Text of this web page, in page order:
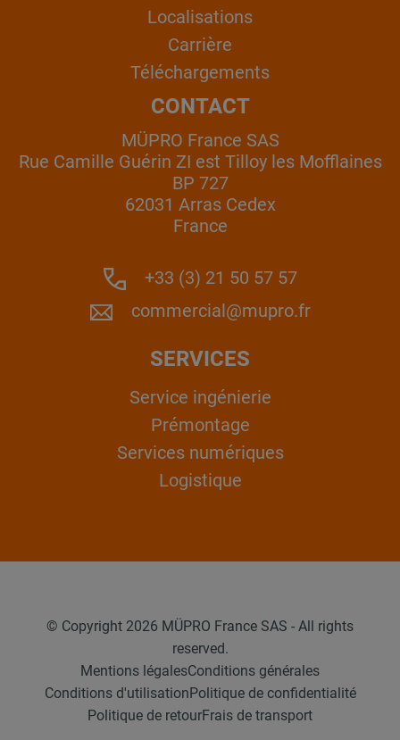
Localisations
Carrière
Téléchargements
CONTACT
MÜPRO France SAS
Rue Camille Guérin ZI est Tilloy les Mofflaines
BP 727
62031 Arras Cedex
France
+33 (3) 21 50 57 57
commercial@mupro.fr
SERVICES
Service ingénierie
Prémontage
Services numériques
Logistique
© Copyright 2026 MÜPRO France SAS - All rights
reserved.
Mentions légalesConditions générales
Conditions d'utilisationPolitique de confidentialité
Politique de retourFrais de transport